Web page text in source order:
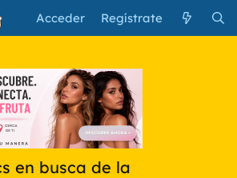
Acceder Regístrate
en busca de la